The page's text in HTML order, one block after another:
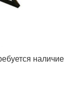
наличие